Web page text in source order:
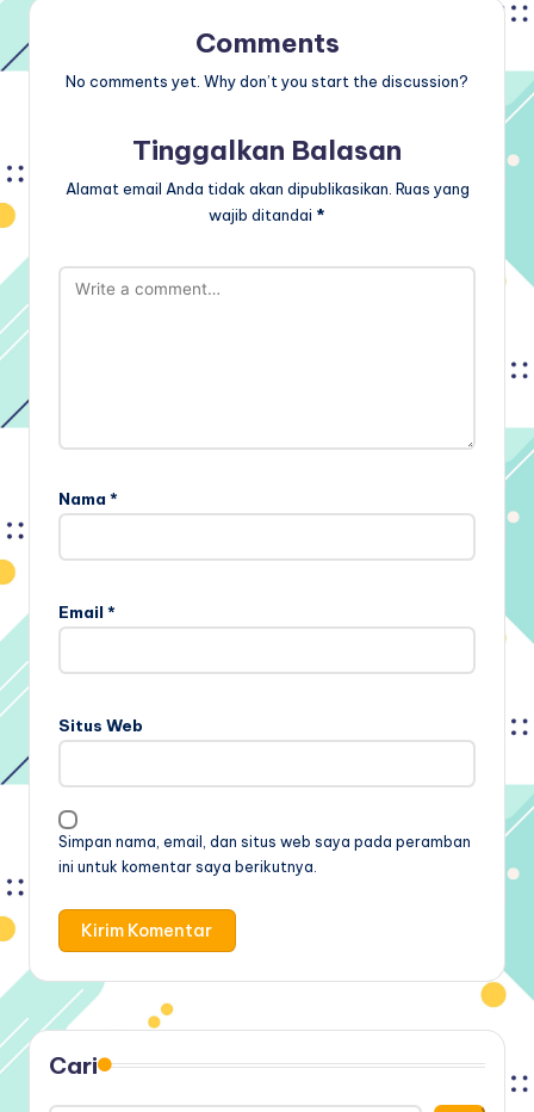
Comments
No comments yet. Why don’t you start the discussion?
Tinggalkan Balasan
Alamat email Anda tidak akan dipublikasikan. Ruas yang
wajib ditandai *
Nama *
Email *
Situs Web
Simpan nama, email, dan situs web saya pada peramban
ini untuk komentar saya berikutnya.
Cari